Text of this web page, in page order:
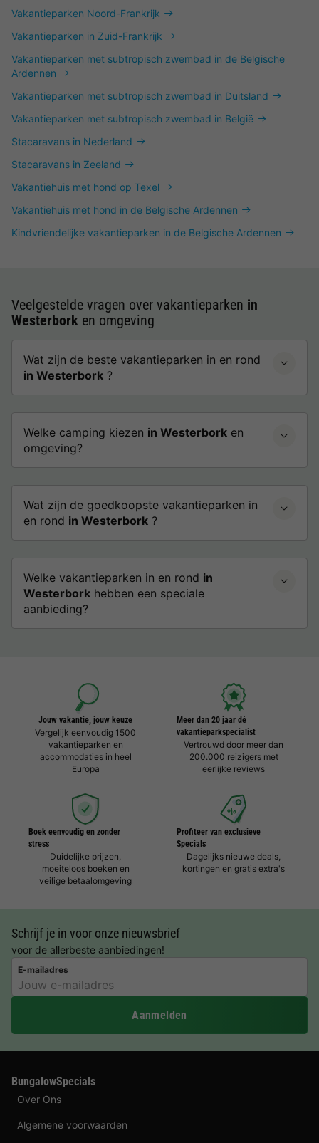
Vakantieparken Noord-Frankrijk
Vakantieparken in Zuid-Frankrijk
Vakantieparken met subtropisch zwembad in de Belgische
Ardennen
Vakantieparken met subtropisch zwembad in Duitsland
Vakantieparken met subtropisch zwembad in België
Stacaravans in Nederland
Stacaravans in Zeeland
Vakantiehuis met hond op Texel
Vakantiehuis met hond in de Belgische Ardennen
Kindvriendelijke vakantieparken in de Belgische Ardennen
Veelgestelde vragen over vakantieparken in
Westerbork en omgeving
Wat zijn de beste vakantieparken in en rond
in Westerbork ?
Welke camping kiezen in Westerbork en
omgeving?
Wat zijn de goedkoopste vakantieparken in
en rond in Westerbork ?
Welke vakantieparken in en rond in
Westerbork hebben een speciale
aanbieding?
Jouw vakantie, jouw keuze
Vergelijk eenvoudig 1500
vakantieparken en
accommodaties in heel
Europa
Meer dan 20 jaar dé
vakantieparkspecialist
Vertrouwd door meer dan
200.000 reizigers met
eerlijke reviews
Boek eenvoudig en zonder
stress
Duidelijke prijzen,
moeiteloos boeken en
veilige betaalomgeving
Profiteer van exclusieve
Specials
Dagelijks nieuwe deals,
kortingen en gratis extra's
Schrijf je in voor onze nieuwsbrief
voor de allerbeste aanbiedingen!
E-mailadres
Aanmelden
BungalowSpecials
Over Ons
Algemene voorwaarden